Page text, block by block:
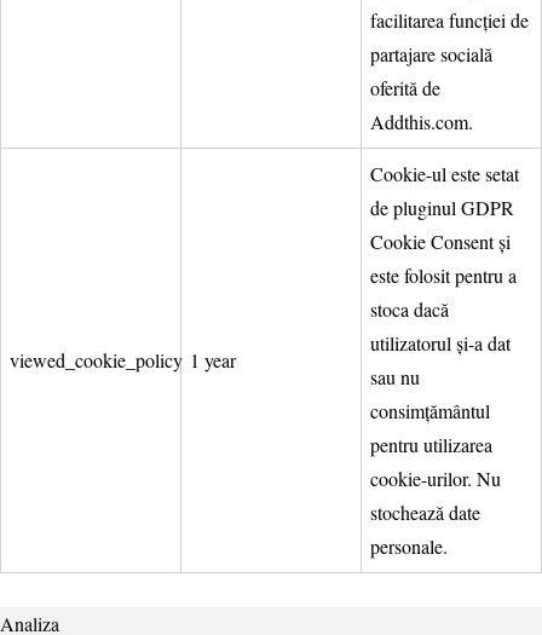
facilitarea funcției de
partajare socială
oferită de
Addthis.com.
viewed_cookie_policy 1 year
Cookie-ul este setat
de pluginul GDPR
Cookie Consent și
este folosit pentru a
stoca dacă
utilizatorul și-a dat
sau nu
consimțământul
pentru utilizarea
cookie-urilor. Nu
stochează date
personale.
Analiza